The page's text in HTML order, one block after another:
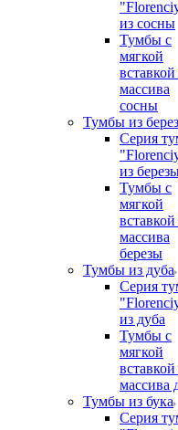
из сосны
Тумбы с
мягкой
вставкой
массива
сосны
Тумбы из
Серия
из
Тумбы с
мягкой
вставкой
массива
березы
Тумбы из дуба
Серия
из дуба
Тумбы с
мягкой
вставкой
массива
Тумбы из бука
Серия